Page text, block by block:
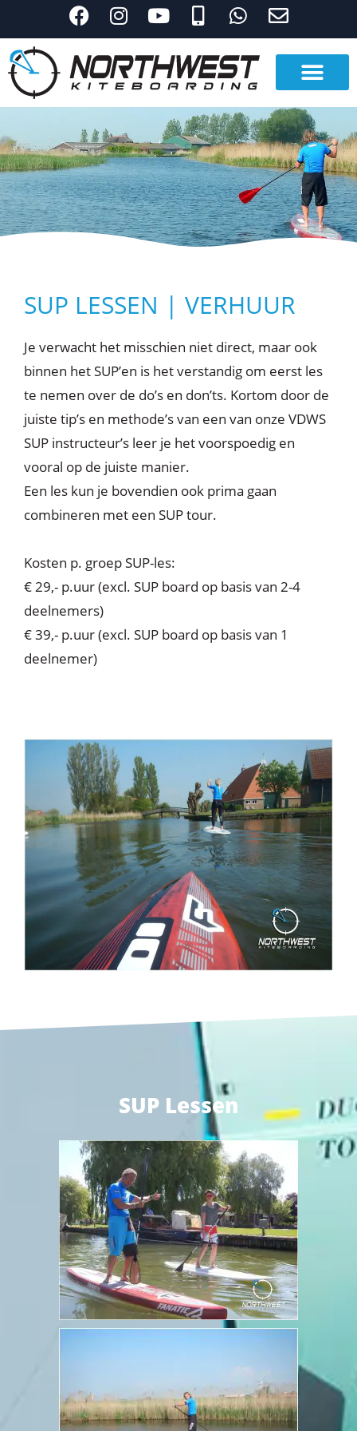
SUP LESSEN | VERHUUR
Je verwacht het misschien niet direct, maar ook
binnen het SUP’en is het verstandig om eerst les
te nemen over de do’s en don’ts. Kortom door de
juiste tip’s en methode’s van een van onze VDWS
SUP instructeur’s leer je het voorspoedig en
vooral op de juiste manier.
Een les kun je bovendien ook prima gaan
combineren met een SUP tour.
Kosten p. groep SUP-les:
€ 29,- p.uur (excl. SUP board op basis van 2-4
deelnemers)
€ 39,- p.uur (excl. SUP board op basis van 1
deelnemer)
SUP Lessen